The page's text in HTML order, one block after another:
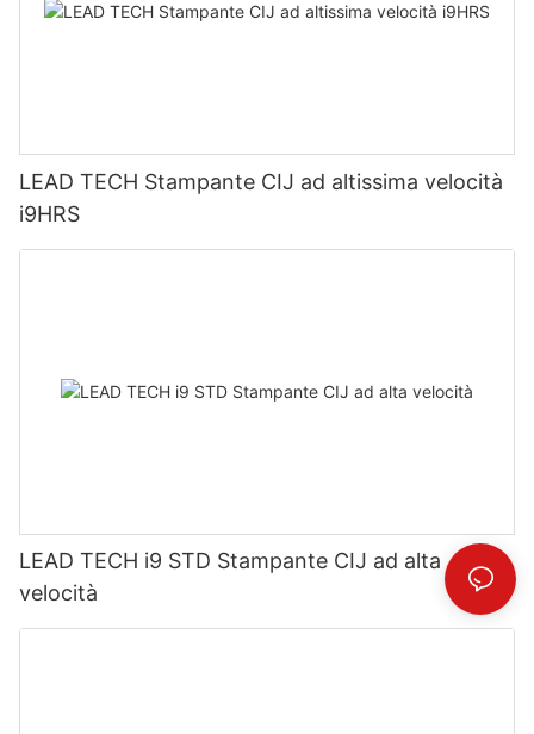
LEAD TECH Stampante CIJ ad altissima velocità
i9HRS
LEAD TECH i9 STD Stampante CIJ ad alta
velocità